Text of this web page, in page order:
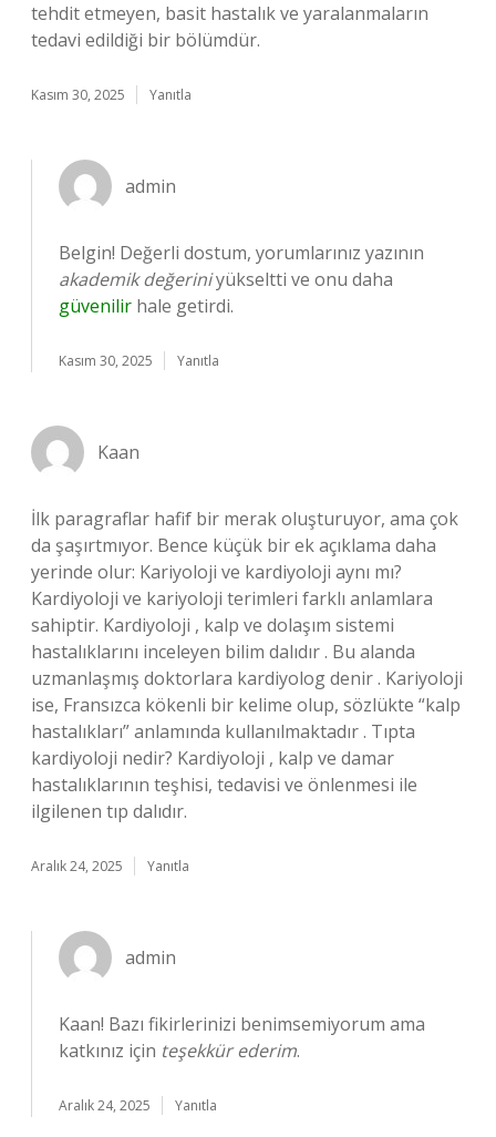
tehdit etmeyen, basit hastalık ve yaralanmaların
tedavi edildiği bir bölümdür.
Kasım 30, 2025 Yanıtla
admin
Belgin! Değerli dostum, yorumlarınız yazının
akademik değeriniyükseltti ve onu daha
güvenilir hale getirdi.
Kasım 30, 2025 Yanıtla
Kaan
İlk paragraflar hafif bir merak oluşturuyor, ama çok
da şaşırtmıyor. Bence küçük bir ek açıklama daha
yerinde olur: Kariyoloji ve kardiyoloji aynı mı?
Kardiyoloji ve kariyoloji terimleri farklı anlamlara
sahiptir. Kardiyoloji , kalp ve dolaşım sistemi
hastalıklarını inceleyen bilim dalıdır . Bu alanda
uzmanlaşmış doktorlara kardiyolog denir . Kariyoloji
ise, Fransızca kökenli bir kelime olup, sözlükte “kalp
hastalıkları” anlamında kullanılmaktadır . Tıpta
kardiyoloji nedir? Kardiyoloji , kalp ve damar
hastalıklarının teşhisi, tedavisi ve önlenmesi ile
ilgilenen tıp dalıdır.
Aralık 24, 2025 Yanıtla
admin
Kaan! Bazı fikirlerinizi benimsemiyorum ama
katkınız için teşekkür ederim.
Aralık 24, 2025 Yanıtla